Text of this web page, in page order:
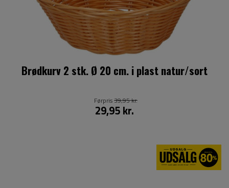
Brødkurv 2 stk. Ø 20 cm. i plast natur/sort
29,95 kr.
Førpris39,95 kr.